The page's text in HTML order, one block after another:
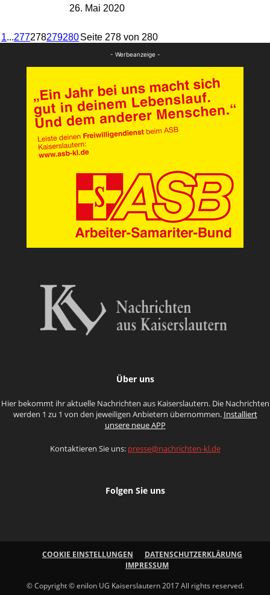
26. Mai 2020
1...277278279280Seite 278 von 280
- Werbeanzeige -
Über uns
Hier bekommt ihr aktuelle Nachrichten aus Kaiserslautern. Die Nachrichten
werden 1 zu 1 von den jeweiligen Anbietern übernommen. Installiert
unsere neue APP
Kontaktieren Sie uns: presse@nachrichten-kl.de
Folgen Sie uns
COOKIE EINSTELLUNGEN
DATENSCHUTZERKLÄRUNG
IMPRESSUM
© Copyright © enilon UG Kaiserslautern 2017 All rights reserved.